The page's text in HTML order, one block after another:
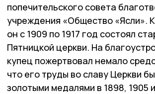
попечительского совета
учреждения «Общество «Ясли».
он с 1909 по 1917 год состоял
Пятницкой церкви. На
купец пожертвовал немало
что его труды во славу Церкви
золотыми медалями в 1898, 1905